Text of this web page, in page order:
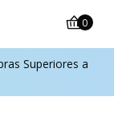
Superiores a
0